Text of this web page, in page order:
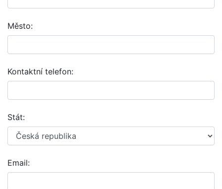
Město:
Kontaktní telefon:
Stát:
Email: